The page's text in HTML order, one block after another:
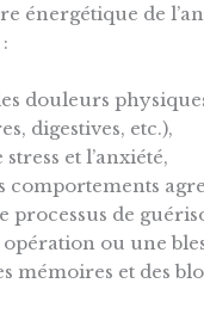
énergétique de
douleurs
digestives, etc.),
et l’anxiété,
comportements
processus de
ou une
mémoires et des